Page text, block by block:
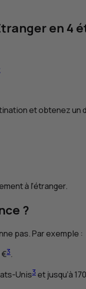
en 4
et obtenez un
à l’étranger.
?
pas. Par exemple :
€3.
Unis3 et jusqu’à